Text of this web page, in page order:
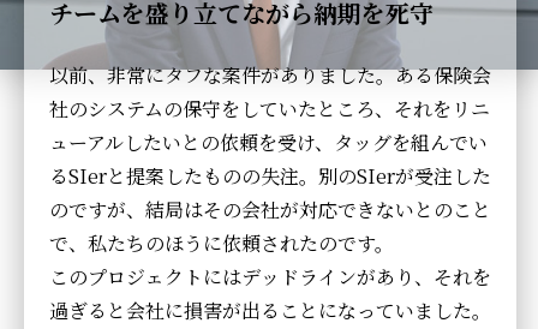
チームを盛り立てながら納期を死守
以前、非常にタフな案件がありました。ある保険会
社のシステムの保守をしていたところ、それをリニ
ューアルしたいとの依頼を受け、タッグを組んでい
るSIerと提案したものの失注。別のSIerが受注した
のですが、結局はその会社が対応できないとのこと
で、私たちのほうに依頼されたのです。
このプロジェクトにはデッドラインがあり、それを
過ぎると会社に損害が出ることになっていました。